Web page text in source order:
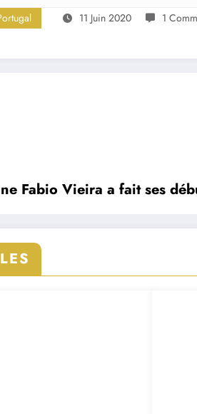
11 Juin 2020 1
Fabio Vieira a fait ses